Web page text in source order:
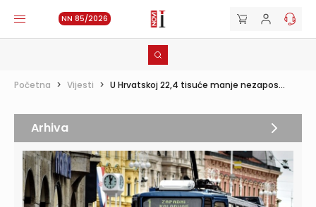
NN 85/2026
Početna > Vijesti > U Hrvatskoj 22,4 tisuće manje nezapos...
Arhiva